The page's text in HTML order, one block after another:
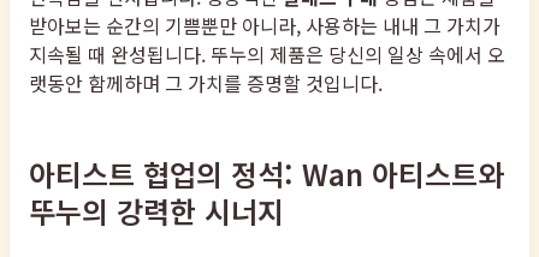
받아보는 순간의 기쁨뿐만 아니라, 사용하는 내내 그 가치가
지속될 때 완성됩니다. 뚜누의 제품은 당신의 일상 속에서 오
랫동안 함께하며 그 가치를 증명할 것입니다.
아티스트 협업의 정석: Wan 아티스트와
뚜누의 강력한 시너지